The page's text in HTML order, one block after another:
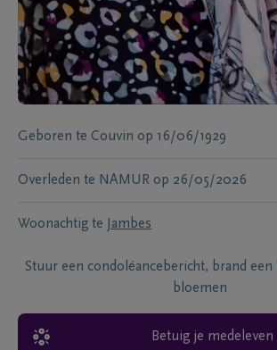
Geboren te Couvin op 16/06/1929
Overleden te NAMUR op 26/05/2026
Woonachtig te Jambes
Stuur een condoléancebericht, brand een
bloemen
Betuig je medeleven